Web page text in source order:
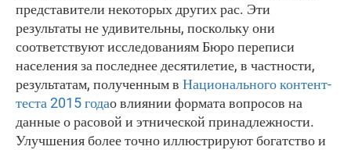
представители некоторых других рас. Эти
результаты не удивительны, поскольку они
соответствуют исследованиям Бюро переписи
населения за последнее десятилетие, в частности,
результатам, полученным в Национального контент-
теста 2015 годао влиянии формата вопросов на
данные о расовой и этнической принадлежности.
Улучшения более точно иллюстрируют богатство и